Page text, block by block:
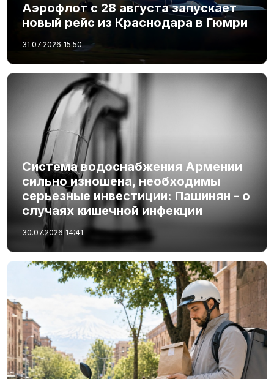
Аэрофлот с 28 августа запускает
новый рейс из Краснодара в Гюмри
31.07.2026 15:50
Система водоснабжения Армении
сильно изношена, необходимы
серьезные инвестиции: Пашинян - о
случаях кишечной инфекции
30.07.2026 14:41